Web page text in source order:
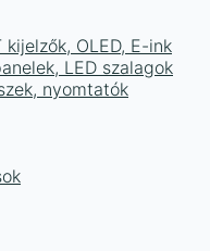
OLED, E-ink
LED szalagok
nyomtatók